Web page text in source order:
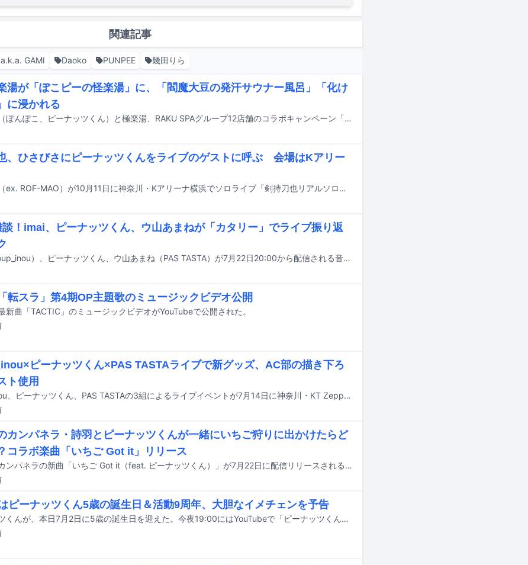
関連記事
GAMI Daoko PUNPEE 幾田りら
湯が「ぽこピーの怪楽湯」に、「閻魔大豆の発汗サウナー風呂」「化け
に浸かれる
ぽこピー（ぽんぽこ、ピーナッツくん）と極楽湯、RAKU SPAグループ12店舗のコラボキャンペーン「ぽこピーの怪楽湯」が、8月6日から実施される。
、ひさびさにピーナッツくんをライブのゲストに呼ぶ 会場はKアリー
剣持刀也（ex. ROF-MAO）が10月11日に神奈川・Kアリーナ横浜でソロライブ「剣持刀也リアルソロライブ【虚空狂宴（こくうふぇす）】」を開催。本公演のゲストとしてピーナッツくんが出演することが発表された。
！imai、ピーナッツくん、ウ山あまねが「カタリー」でライブ振り返
imai（group_inou）、ピーナッツくん、ウ山あまね（PAS TASTA）が7月22日20:00から配信される音楽ナタリーのトーク企画「カタリー」に出演する。
転スラ」第4期OP主題歌のミュージックビデオ公開
新曲「TACTIC」のミュージックビデオがYouTubeで公開された。
ピーナッツくん×PAS TASTAライブで新グッズ、AC部の描き下ろ
ト使用
group_inou、ピーナッツくん、PAS TASTAの3組によるライブイベントが7月14日に神奈川・KT Zepp Yokohama、29日に大阪・なんばHatchにて開催される。これを記念したイベントグッズの販売が決定した。
カンパネラ・詩羽とピーナッツくんが一緒にいちご狩りに出かけたらど
コラボ楽曲「いちご Got it」リリース
水曜日のカンパネラの新曲「いちご Got it（feat. ピーナッツくん）」が7月22日に配信リリースされる。
ピーナッツくん5歳の誕生日＆活動9周年、大胆なイメチェンを予告
ピーナッツくんが、本日7月2日に5歳の誕生日を迎えた。今夜19:00にはYouTubeで「ピーナッツくんのイメチェン配信【祝9周年】」と題した生配信を実施する。